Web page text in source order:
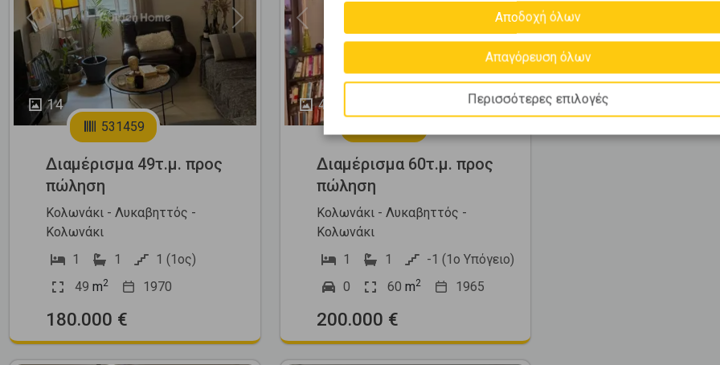
14
Previous Next
531459
Διαμέρισμα 49τ.μ. προς
πώληση
Κολωνάκι - Λυκαβηττός -
Κολωνάκι
1
1
1 (1ος)
49 m2 1970
180.000 €
4
Previous Next
Διαμέρισμα 60τ.μ. προς
πώληση
Κολωνάκι - Λυκαβηττός -
Κολωνάκι
1
1
-1 (1ο Υπόγειο)
0
60 m2 1965
200.000 €
Αποδοχή όλων
Απαγόρευση όλων
Περισσότερες επιλογές